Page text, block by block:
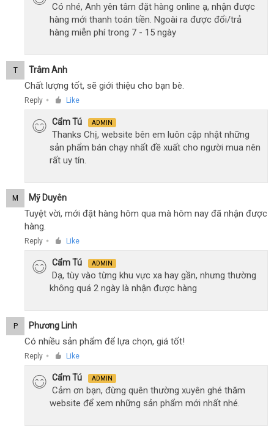
Có nhé, Anh yên tâm đặt hàng online ạ, nhận được
hàng mới thanh toán tiền. Ngoài ra được đổi/trả
hàng miễn phí trong 7 - 15 ngày
T Trâm Anh
Chất lượng tốt, sẽ giới thiệu cho bạn bè.
Reply ● Like
Cẩm Tú ADMIN
Thanks Chị, website bên em luôn cập nhật những
sản phẩm bán chạy nhất đề xuất cho người mua nên
rất uy tín.
M Mỹ Duyên
Tuyệt vời, mới đặt hàng hôm qua mà hôm nay đã nhận được
hàng.
Reply ● Like
Cẩm Tú ADMIN
Dạ, tùy vào từng khu vực xa hay gần, nhưng thường
không quá 2 ngày là nhận được hàng
P Phương Linh
Có nhiều sản phẩm để lựa chọn, giá tốt!
Reply ● Like
Cẩm Tú ADMIN
Cảm ơn bạn, đừng quên thường xuyên ghé thăm
website để xem những sản phẩm mới nhất nhé.